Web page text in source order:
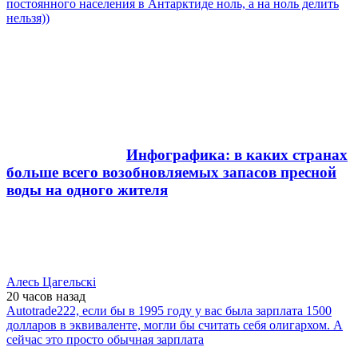
постоянного населения в Антарктиде ноль, а на ноль делить
нельзя))
Инфографика: в каких странах
больше всего возобновляемых запасов пресной
воды на одного жителя
Алесь Цагельскi
20 часов назад
Autotrade222, если бы в 1995 году у вас была зарплата 1500
долларов в эквиваленте, могли бы считать себя олигархом. А
сейчас это просто обычная зарплата